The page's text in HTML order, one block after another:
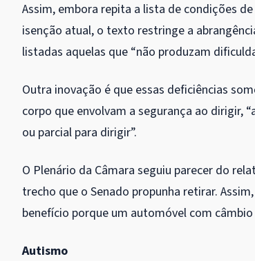
Assim, embora repita a lista de condições
isenção atual, o texto restringe a
listadas aquelas que “não produzam
Outra inovação é que essas deficiências
corpo que envolvam a segurança ao
ou parcial para dirigir”.
O Plenário da Câmara seguiu parecer do
trecho que o Senado propunha retirar.
benefício porque um automóvel com
Autismo